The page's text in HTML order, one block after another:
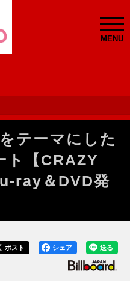
MENU
テーマにした
ト【CRAZY
ray＆DVD発
送る
シェア
ポスト